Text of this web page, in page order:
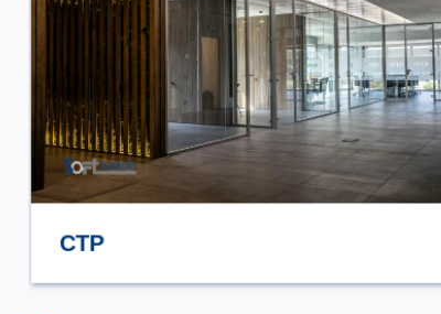
STILE TV